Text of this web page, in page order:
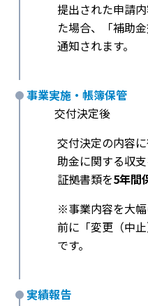
提出された申請
た場合、「補助
通知されます。
事業実施・帳簿保管
交付決定後
交付決定の内容
助金に関する収
証拠書類を5年間
※事業内容を大
前に「変更（中
です。
実績報告